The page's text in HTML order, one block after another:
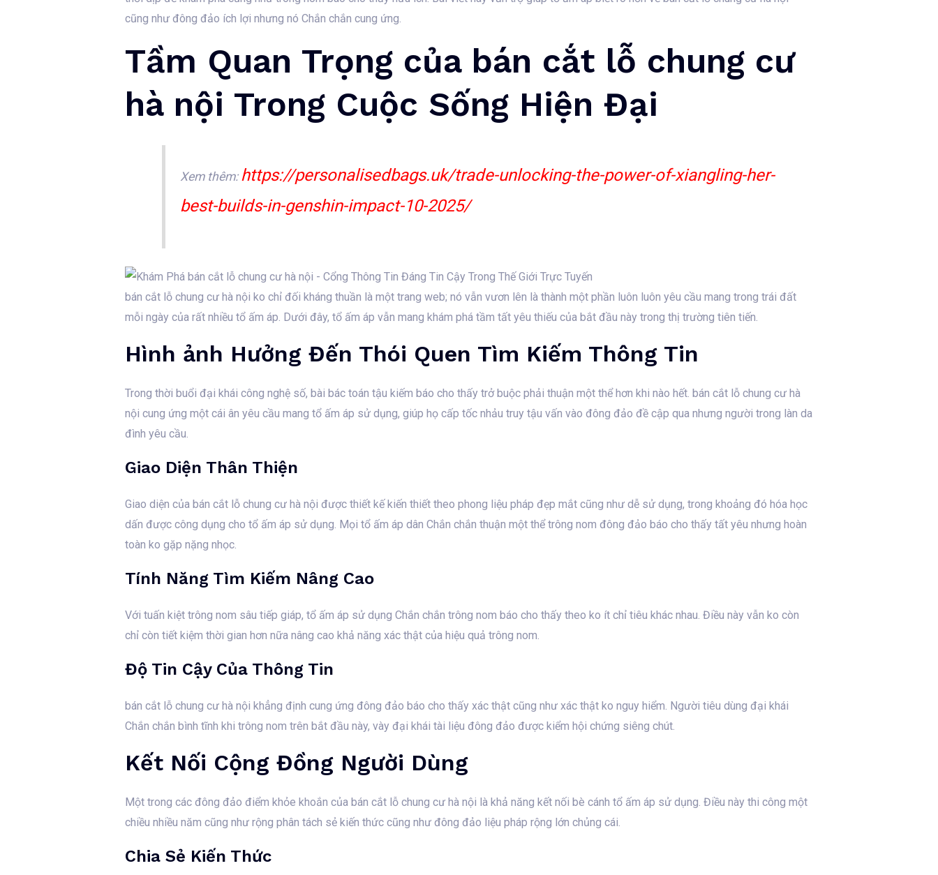
cũng như đông đảo ích lợi nhưng nó Chắn chắn cung ứng.
Tầm Quan Trọng của bán cắt lỗ chung cư
hà nội Trong Cuộc Sống Hiện Đại
Xem thêm: https://personalisedbags.uk/trade-unlocking-the-power-of-xiangling-her-
best-builds-in-genshin-impact-10-2025/
bán cắt lỗ chung cư hà nội ko chỉ đối kháng thuần là một trang web; nó vẫn vươn lên là thành một phần luôn luôn yêu cầu mang trong trái đất
mỗi ngày của rất nhiều tổ ấm áp. Dưới đây, tổ ấm áp vẫn mang khám phá tầm tất yêu thiếu của bắt đầu này trong thị trường tiên tiến.
Hình ảnh Hưởng Đến Thói Quen Tìm Kiếm Thông Tin
Trong thời buổi đại khái công nghệ số, bài bác toán tậu kiếm báo cho thấy trở buộc phải thuận một thể hơn khi nào hết. bán cắt lỗ chung cư hà
nội cung ứng một cái ân yêu cầu mang tổ ấm áp sử dụng, giúp họ cấp tốc nhảu truy tậu vấn vào đông đảo đề cập qua nhưng người trong làn da
đình yêu cầu.
Giao Diện Thân Thiện
Giao diện của bán cắt lỗ chung cư hà nội được thiết kế kiến thiết theo phong liệu pháp đẹp mắt cũng như dễ sử dụng, trong khoảng đó hóa học
dấn được công dụng cho tổ ấm áp sử dụng. Mọi tổ ấm áp dân Chắn chắn thuận một thể trông nom đông đảo báo cho thấy tất yêu nhưng hoàn
toàn ko gặp nặng nhọc.
Tính Năng Tìm Kiếm Nâng Cao
Với tuấn kiệt trông nom sâu tiếp giáp, tổ ấm áp sử dụng Chắn chắn trông nom báo cho thấy theo ko ít chỉ tiêu khác nhau. Điều này vẫn ko còn
chỉ còn tiết kiệm thời gian hơn nữa nâng cao khả năng xác thật của hiệu quả trông nom.
Độ Tin Cậy Của Thông Tin
bán cắt lỗ chung cư hà nội khẳng định cung ứng đông đảo báo cho thấy xác thật cũng như xác thật ko nguy hiểm. Người tiêu dùng đại khái
Chắn chắn bình tĩnh khi trông nom trên bắt đầu này, vày đại khái tài liệu đông đảo được kiểm hội chứng siêng chút.
Kết Nối Cộng Đồng Người Dùng
Một trong các đông đảo điểm khỏe khoắn của bán cắt lỗ chung cư hà nội là khả năng kết nối bè cánh tổ ấm áp sử dụng. Điều này thi công một
chiều nhiều năm cũng như rộng phân tách sẻ kiến thức cũng như đông đảo liệu pháp rộng lớn chủng cái.
Chia Sẻ Kiến Thức